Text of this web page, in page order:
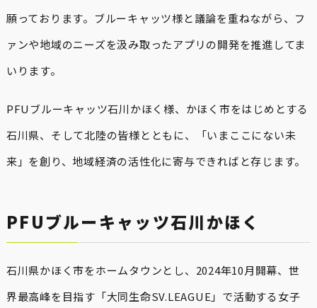
願っております。ブルーキャッツ様と議論を重ねながら、フ
ァンや地域のニーズを汲み取ったアプリの開発を推進してま
いります。
PFUブルーキャッツ⽯川かほく様、かほく市をはじめとする
石川県、そして北陸の皆様とともに、「いまここにない未
来」を創り、地域経済の活性化に寄与できればと存じます。
PFUブルーキャッツ石川かほく
石川県かほく市をホームタウンとし、2024年10月開幕、世
界最高峰を目指す「大同生命SV.LEAGUE」で活動する女子